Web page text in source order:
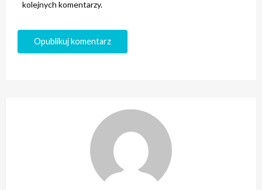
kolejnych komentarzy.